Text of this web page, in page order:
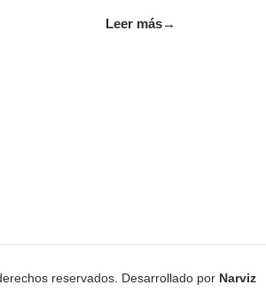
Leer más→
reservados. Desarrollado por Narviz